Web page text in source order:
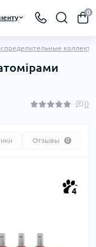
0
0
Отзывы 0
4